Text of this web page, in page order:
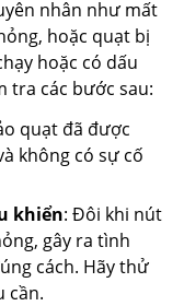
nhân như mất
hoặc quạt bị
hoặc có dấu
tra các bước sau:
quạt đã được
không có sự cố
khiển: Đôi khi nút
gây ra tình
cách. Hãy thử
cần.